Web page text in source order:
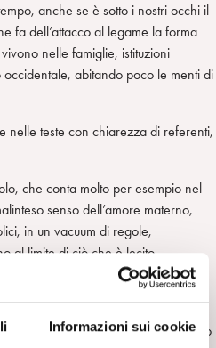
Informazioni sui cookie
anche se è sotto i nostri occhi il
fa dell’attacco al legame la forma
nelle famiglie, istituzioni
abitando poco le menti di
nelle teste con chiarezza di referenti,
che conta molto per esempio nel
senso dell’amore materno,
in un vacuum di regole,
al limite di ciò che è lecito.
per le donne e per gli uomini
mutilata la parte che nella
diretta alla presenza, nel medesimo